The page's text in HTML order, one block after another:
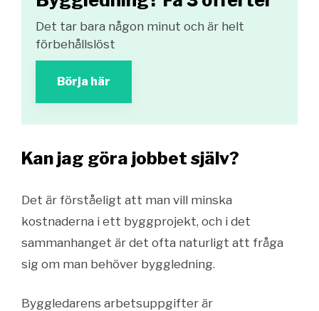
Det tar bara någon minut och är helt
förbehållslöst
Börja här
Kan jag göra jobbet själv?
Det är förståeligt att man vill minska
kostnaderna i ett byggprojekt, och i det
sammanhanget är det ofta naturligt att fråga
sig om man behöver byggledning.
Byggledarens arbetsuppgifter är